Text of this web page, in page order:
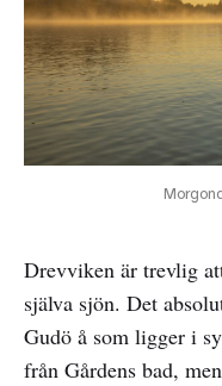
Drevviken är trevlig
själva sjön. Det
Gudö å som ligger i
från Gårdens bad,